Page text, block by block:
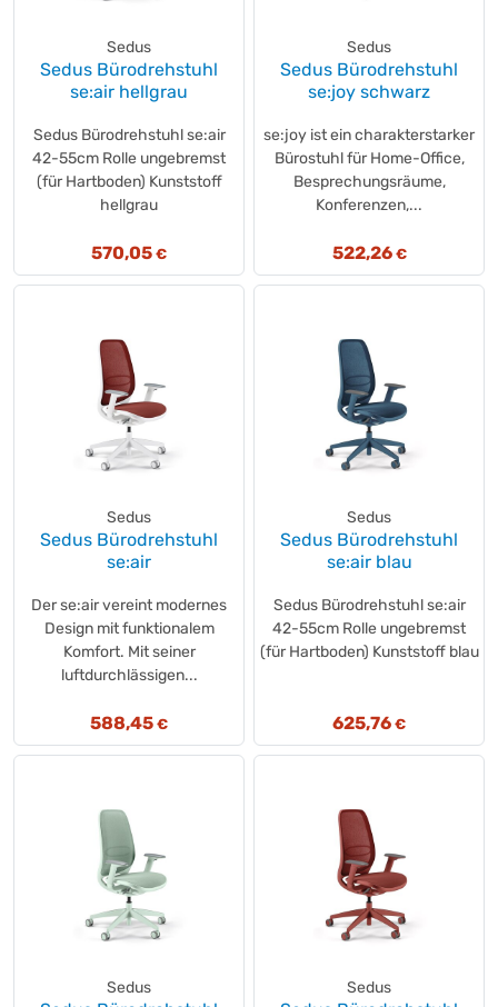
interstuhl(+6)
Interstuhl(+9)
KAEMINGK(+2)
Kensington(+4)
Kerkmann(+9)
Legamaster(+20)
Leitz(+16)
(+11)
LUCTRA (+2)
Luellmann(+3)
LUMINEO(+60)
magnetoplan®(+8)
(+114)
MAXIMUS(+1)
Medisana(+1)
(+66)
meychair(+100)
Miltex(+24)
Neutralware(+327)
Neutralware
novus®
Paperflow (+187)
(+226)
Playroom(+1)
pro-bau-tec(+6)
prosedia(+2)
RAU (+336)
Sedus
Sedus Bürodrehstuhl
se:air hellgrau
Sedus Bürodrehstuhl se:air
42-55cm Rolle ungebremst
(für Hartboden) Kunststoff
hellgrau
570,05 €
Sedus
Sedus Bürodrehstuhl
se:joy schwarz
se:joy ist ein charakterstarker
Bürostuhl für Home-Office,
Besprechungsräume,
Konferenzen,...
522,26€
Sedus
Sedus Bürodrehstuhl
se:air
Der se:air vereint modernes
Design mit funktionalem
Komfort. Mit seiner
luftdurchlässigen...
588,45 €
Sedus
Sedus Bürodrehstuhl
se:air blau
Sedus Bürodrehstuhl se:air
42-55cm Rolle ungebremst
(für Hartboden) Kunststoff blau
625,76 €
Sedus Sedus